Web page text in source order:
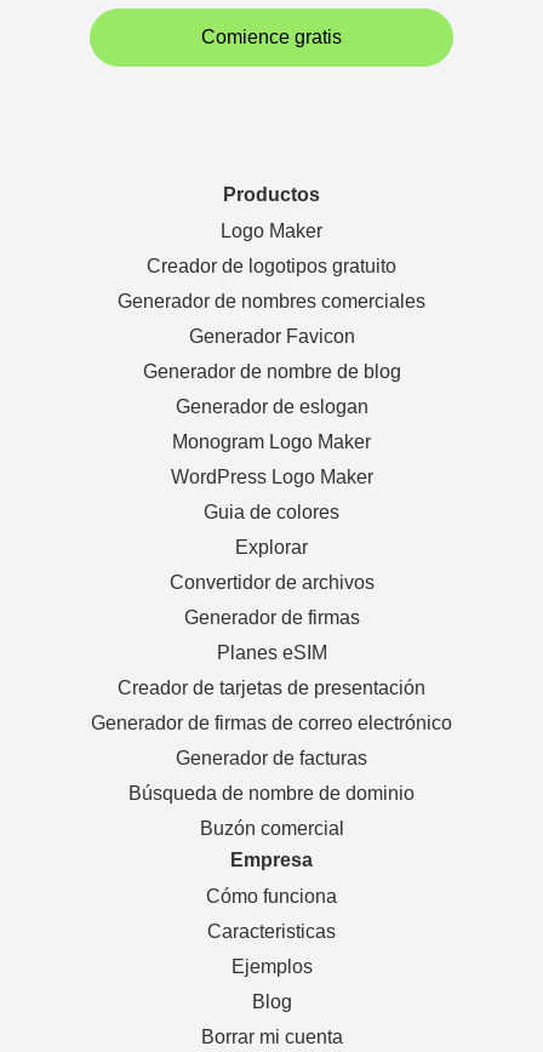
Comience gratis
Productos
Logo Maker
Creador de logotipos gratuito
Generador de nombres comerciales
Generador Favicon
Generador de nombre de blog
Generador de eslogan
Monogram Logo Maker
WordPress Logo Maker
Guia de colores
Explorar
Convertidor de archivos
Generador de firmas
Planes eSIM
Creador de tarjetas de presentación
Generador de firmas de correo electrónico
Generador de facturas
Búsqueda de nombre de dominio
Buzón comercial
Empresa
Cómo funciona
Caracteristicas
Ejemplos
Blog
Borrar mi cuenta